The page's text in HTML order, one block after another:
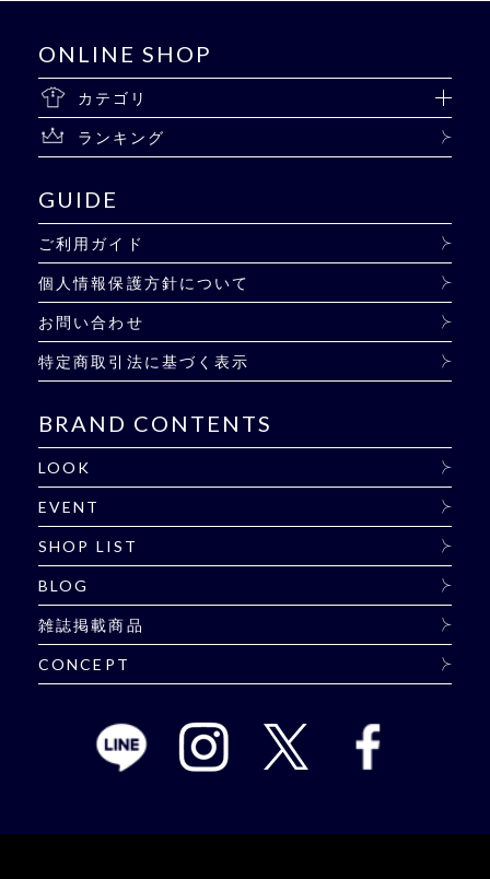
ONLINE SHOP
カテゴリ
ランキング
GUIDE
ご利用ガイド
個人情報保護方針について
お問い合わせ
特定商取引法に基づく表示
BRAND CONTENTS
LOOK
EVENT
SHOP LIST
BLOG
雑誌掲載商品
CONCEPT